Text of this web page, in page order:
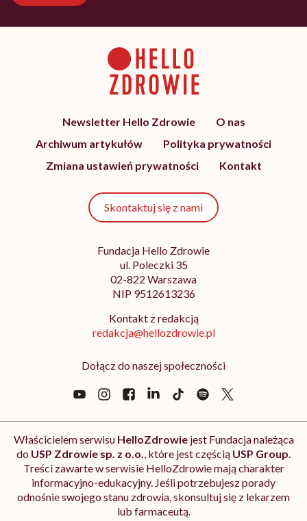
Newsletter Hello Zdrowie
O nas
Archiwum artykułów
Polityka prywatności
Zmiana ustawień prywatności
Kontakt
Skontaktuj się z nami
Fundacja Hello Zdrowie
ul. Poleczki 35
02-822 Warszawa
NIP 9512613236
Kontakt z redakcją
redakcja@hellozdrowie.pl
Dołącz do naszej społeczności
Właścicielem serwisu HelloZdrowiejest Fundacja należąca
do USP Zdrowie sp. z o.o., które jest częścią USP Group.
Treści zawarte w serwisie HelloZdrowie mają charakter
informacyjno-edukacyjny. Jeśli potrzebujesz porady
odnośnie swojego stanu zdrowia, skonsultuj się z lekarzem
lub farmaceutą.